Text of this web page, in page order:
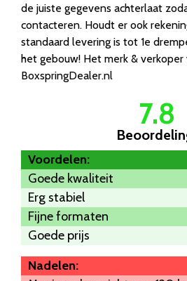
de juiste gegevens achterlaat
contacteren. Houdt er ook
standaard levering is tot 1e
het gebouw! Het merk &
BoxspringDealer.nl
7.8
Voordelen:
Goede kwaliteit
Erg stabiel
Fijne formaten
Goede prijs
Nadelen: